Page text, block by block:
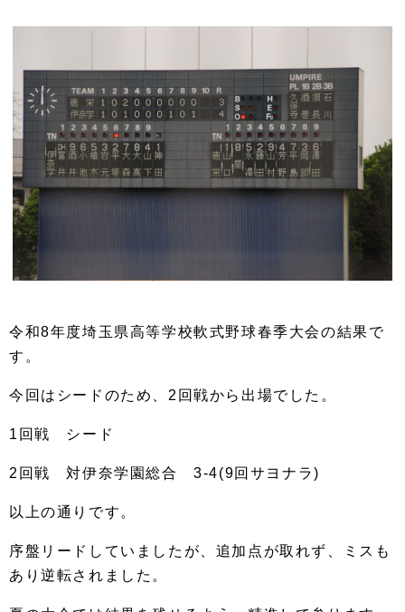
令和8年度埼玉県高等学校軟式野球春季大会の結果で
す。
今回はシードのため、2回戦から出場でした。
1回戦 シード
2回戦 対伊奈学園総合 3-4(9回サヨナラ)
以上の通りです。
序盤リードしていましたが、追加点が取れず、ミスも
あり逆転されました。